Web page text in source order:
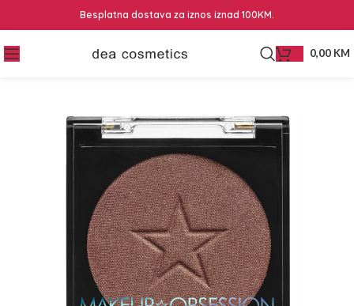
Besplatna dostava za iznos iznad 100KM.
0,00 KM